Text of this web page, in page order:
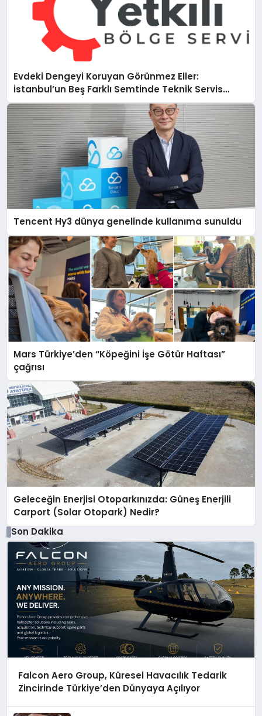
Evdeki Dengeyi Koruyan Görünmez Eller:
İstanbul’un Beş Farklı Semtinde Teknik Servis
Gerçeği
Tencent Hy3 dünya genelinde kullanıma sunuldu
Mars Türkiye’den “Köpeğini İşe Götür Haftası”
çağrısı
Geleceğin Enerjisi Otoparkınızda: Güneş Enerjili
Carport (Solar Otopark) Nedir?
Son Dakika
Falcon Aero Group, Küresel Havacılık Tedarik
Zincirinde Türkiye’den Dünyaya Açılıyor